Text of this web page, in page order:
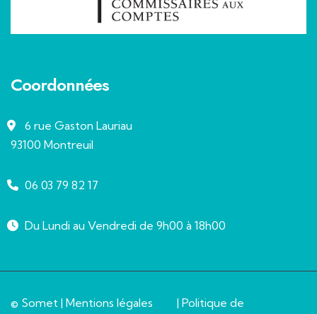
Coordonnées
6 rue Gaston Lauriau
93100 Montreuil
06 03 79 82 17
Du Lundi au Vendredi de 9h00 à 18h00
© Somet | Mentions légales | Politique de